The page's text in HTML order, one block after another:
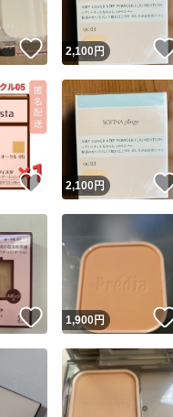
いいね！
2,100円
いいね！
2,100円
いいね！
1,900円